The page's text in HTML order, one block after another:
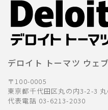
デロイト トーマツ ウェ
〒100-0005
東京都千代田区丸の内3-2-3
代表電話 03-6213-2030